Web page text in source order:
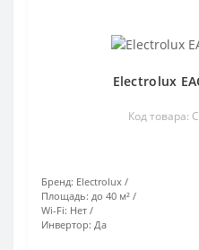
Electrolux
Код товара:
Бренд: Electrolux
Площадь: до 40 м²
Wi-Fi: Нет
Инвертор: Да